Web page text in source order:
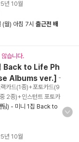
년 10월
월) 아침 7시 출근전 배
습니다.
Back to Life Ph
Albums ver.] -
카드(1종)+포토카드(9
2종)+인스턴트 포토카
) - 미니 1집 Back to
년 10월